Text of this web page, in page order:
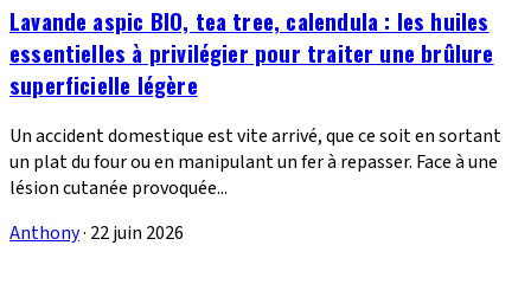
Lavande aspic BIO, tea tree, calendula : les huiles
essentielles à privilégier pour traiter une brûlure
superficielle légère
Un accident domestique est vite arrivé, que ce soit en sortant
un plat du four ou en manipulant un fer à repasser. Face à une
lésion cutanée provoquée...
Anthony· 22 juin 2026